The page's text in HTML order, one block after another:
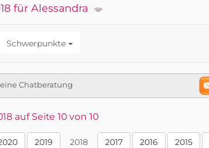
für Alessandra
Schwerpunkte
Chatberatung
auf Seite 10 von 10
2019 2018 2017 2016 2015